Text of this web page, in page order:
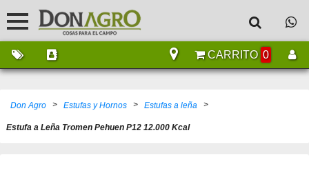
CARRITO 0
Don Agro > Estufas y Hornos > Estufas a leña >
Estufa a Leña Tromen Pehuen P12 12.000 Kcal